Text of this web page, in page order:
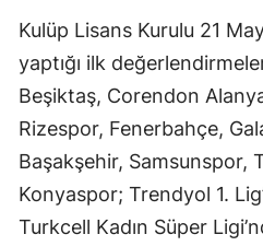
Kulüp Lisans Kurulu 21
yaptığı ilk
Beşiktaş, Corendon
Rizespor, Fenerbahçe,
Başakşehir, Samsunspor,
Konyaspor; Trendyol 1.
Turkcell Kadın Süper